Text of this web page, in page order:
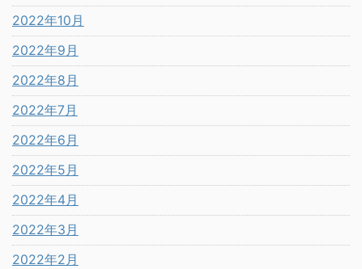
2022年10月
2022年9月
2022年8月
2022年7月
2022年6月
2022年5月
2022年4月
2022年3月
2022年2月